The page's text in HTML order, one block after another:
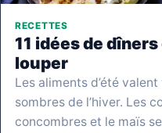
RECETTES
11 idées de dîners
louper
Les aliments d’été
sombres de l’hiver. Les
concombres et le maïs